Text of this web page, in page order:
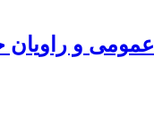
عمومی و